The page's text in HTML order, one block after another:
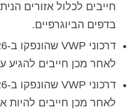
חייבים לכלול אזורים
בדפים הביוגרפיים.
לאחר מכן חייבים להגיע
לאחר מכן חייבים להיות